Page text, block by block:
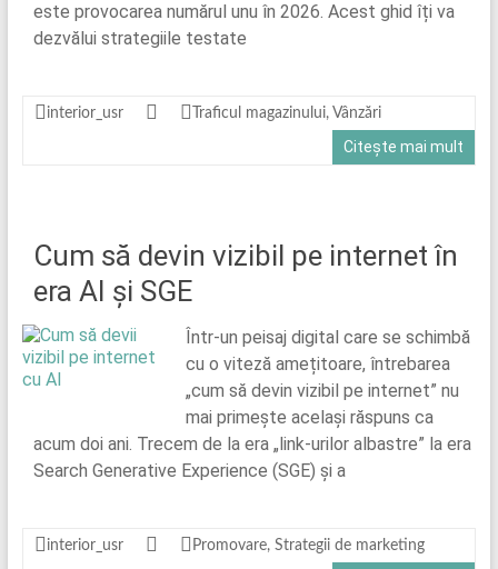
este provocarea numărul unu în 2026. Acest ghid îți va
dezvălui strategiile testate
interior_usr Traficul magazinului, Vânzări
Citește mai mult
Cum să devin vizibil pe internet în
era AI și SGE
Într-un peisaj digital care se schimbă
cu o viteză amețitoare, întrebarea
„cum să devin vizibil pe internet” nu
mai primește același răspuns ca
acum doi ani. Trecem de la era „link-urilor albastre” la era
Search Generative Experience (SGE) și a
interior_usr Promovare, Strategii de marketing